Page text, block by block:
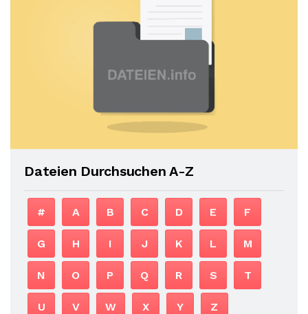
Dateien Durchsuchen A-Z
# A B C D E F
G H I J K L M
N O P Q R S T
U V W X Y Z